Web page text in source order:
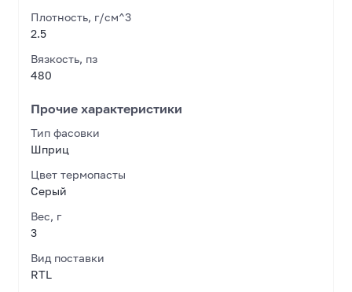
Плотность, г/см^3
2.5
Вязкость, пз
480
Прочие характеристики
Тип фасовки
Шприц
Цвет термопасты
Серый
Вес, г
3
Вид поставки
RTL